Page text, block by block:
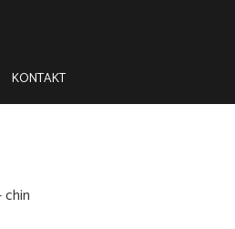
KONTAKT
chin